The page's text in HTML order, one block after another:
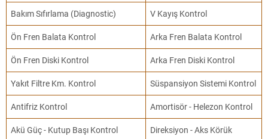
Bakım Sıfırlama (Diagnostic) V Kayış Kontrol
Ön Fren Balata Kontrol Arka Fren Balata Kontrol
Ön Fren Diski Kontrol Arka Fren Diski Kontrol
Yakıt Filtre Km. Kontrol Süspansiyon Sistemi Kontrol
Antifriz Kontrol Amortisör - Helezon Kontrol
Akü Güç - Kutup Başı Kontrol
Direksiyon - Aks Körük